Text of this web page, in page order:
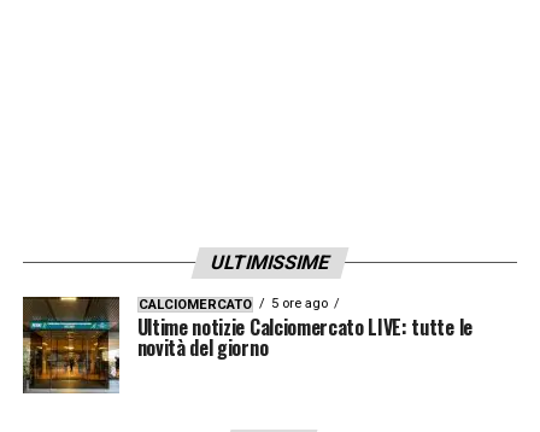
ULTIMISSIME
CALCIOMERCATO 5 ore ago
Ultime notizie Calciomercato LIVE: tutte le
novità del giorno